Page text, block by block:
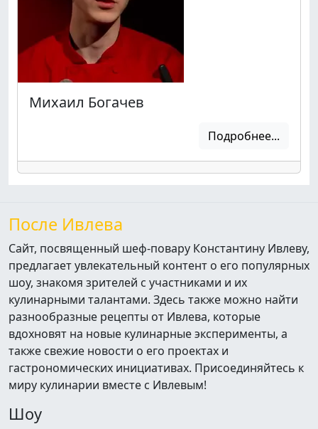
Михаил Богачев
Подробнее...
После Ивлева
Сайт, посвященный шеф-повару Константину Ивлеву,
предлагает увлекательный контент о его популярных
шоу, знакомя зрителей с участниками и их
кулинарными талантами. Здесь также можно найти
разнообразные рецепты от Ивлева, которые
вдохновят на новые кулинарные эксперименты, а
также свежие новости о его проектах и
гастрономических инициативах. Присоединяйтесь к
миру кулинарии вместе с Ивлевым!
Шоу